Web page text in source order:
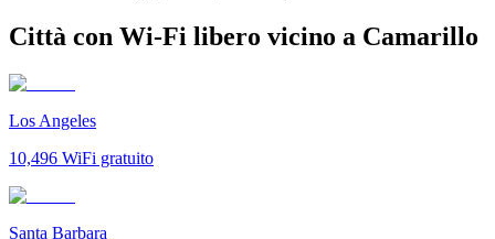
Città con Wi-Fi libero vicino a Camarillo
Los Angeles
10,496 WiFi gratuito
Santa Barbara